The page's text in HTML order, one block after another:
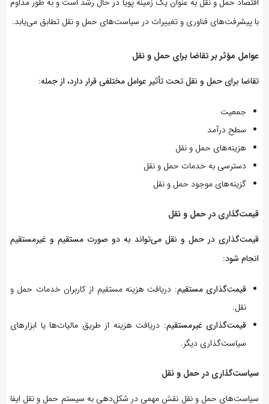
با پیشرفت‌های فناوری و تغییرات در سیاست‌های حمل و نقل تطابق می‌یابد.
عوامل مؤثر بر تقاضا برای حمل و نقل
تقاضا برای حمل و نقل تحت تأثیر عوامل مختلفی قرار دارد، از جمله:
جمعیت
سطح درآمد
هزینه‌های حمل و نقل
دسترسی به خدمات حمل و نقل
گزینه‌های موجود حمل و نقل
قیمت‌گذاری در حمل و نقل
قیمت‌گذاری در حمل و نقل می‌تواند به دو صورت مستقیم و غیرمستقیم
انجام شود:
قیمت‌گذاری مستقیم: دریافت هزینه مستقیم از کاربران خدمات حمل و
نقل.
قیمت‌گذاری غیرمستقیم: دریافت هزینه از طریق مالیات‌ها یا ابزارهای
سیاست‌گذاری دیگر.
سیاست‌گذاری در حمل و نقل
سیاست‌های حمل و نقل نقش مهمی در شکل‌دهی به سیستم حمل و نقل ایفا